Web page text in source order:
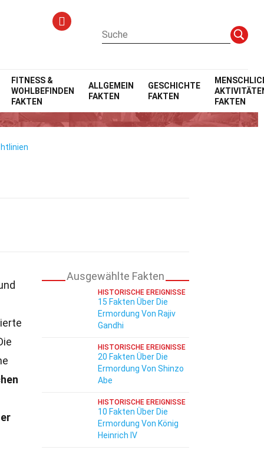
FITNESS &
WOHLBEFINDEN
FAKTEN
ALLGEMEIN
FAKTEN
GESCHICHTE
FAKTEN
FAKTEN
Lindh
Ausgewählte Fakten
HISTORISCHE EREIGNISSE
15 Fakten Über Die
Ermordung Von Rajiv
Gandhi
HISTORISCHE EREIGNISSE
20 Fakten Über Die
Ermordung Von Shinzo
Abe
HISTORISCHE EREIGNISSE
10 Fakten Über Die
Ermordung Von König
Heinrich IV